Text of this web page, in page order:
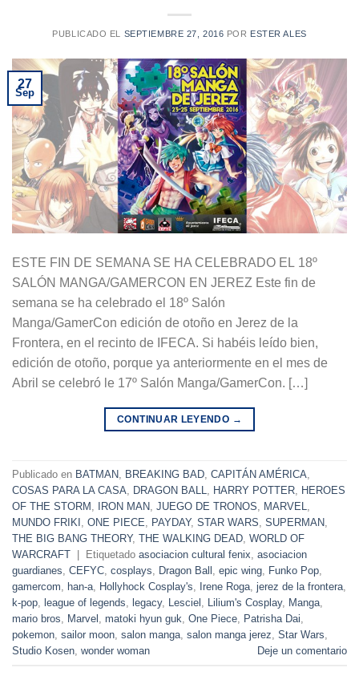
PUBLICADO EL SEPTIEMBRE 27, 2016 POR ESTER ALES
27
Sep
ESTE FIN DE SEMANA SE HA CELEBRADO EL 18º
SALÓN MANGA/GAMERCON EN JEREZ Este fin de
semana se ha celebrado el 18º Salón
Manga/GamerCon edición de otoño en Jerez de la
Frontera, en el recinto de IFECA. Si habéis leído bien,
edición de otoño, porque ya anteriormente en el mes de
Abril se celebró le 17º Salón Manga/GamerCon. […]
CONTINUAR LEYENDO →
Publicado en BATMAN BREAKING BAD CAPITÁN AMÉRICA
COSAS PARA LA CASA
DRAGON BALL HARRY POTTER HEROES
OF THE STORM
IRON MAN JUEGO DE TRONOS MARVEL
MUNDO FRIKI ONE PIECE PAYDAY, STAR WARS SUPERMAN
THE BIG BANG THEORY, THE WALKING DEAD WORLD OF
WARCRAFT | Etiquetado asociacion cultural fenix asociacion
guardianes CEFYC cosplays Dragon Ball epic wing Funko Pop
gamercom
han-a Hollyhock Cosplay's Irene Roga jerez de la frontera
k-pop league of legends legacy, Lesciel Lilium's Cosplay, Manga
mario bros
Marvel matoki hyun guk One Piece Patrisha Dai
pokemon sailor moon salon manga salon manga jerez Star Wars
Studio Kosen wonder woman Deje un comentario